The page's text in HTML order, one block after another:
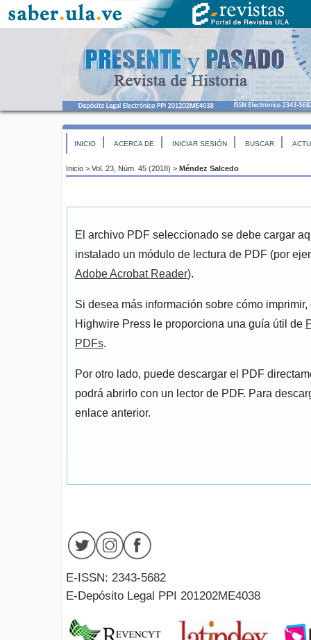
INICIO ACERCA DE INICIAR SESIÓN BUSCAR
Inicio > Vol. 23, Núm. 45 (2018) > Méndez Salcedo
El archivo PDF seleccionado se debe cargar
instalado un módulo de lectura de PDF (por
Adobe Acrobat Reader).
Si desea más información sobre cómo
Highwire Press le proporciona una guía útil de
PDFs.
Por otro lado, puede descargar el PDF
podrá abrirlo con un lector de PDF. Para
enlace anterior.
E-ISSN: 2343-5682
E-Depósito Legal PPI 201202ME4038